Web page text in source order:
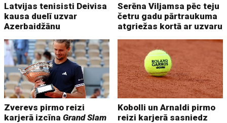
Latvijas tenisisti Deivisa
kausa duelī uzvar
Azerbaidžānu
Serēna Viljamsa pēc teju
četru gadu pārtraukuma
atgriežas kortā ar uzvaru
Zverevs pirmo reizi
karjerā izcīnaGrand Slam
Kobolli un Arnaldi pirmo
reizi karjerā sasniedz